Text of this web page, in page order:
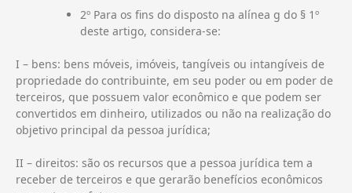
2º Para os fins do disposto na alínea g do § 1º
deste artigo, considera-se:
I – bens: bens móveis, imóveis, tangíveis ou intangíveis de
propriedade do contribuinte, em seu poder ou em poder de
terceiros, que possuem valor econômico e que podem ser
convertidos em dinheiro, utilizados ou não na realização do
objetivo principal da pessoa jurídica;
II – direitos: são os recursos que a pessoa jurídica tem a
receber de terceiros e que gerarão benefícios econômicos